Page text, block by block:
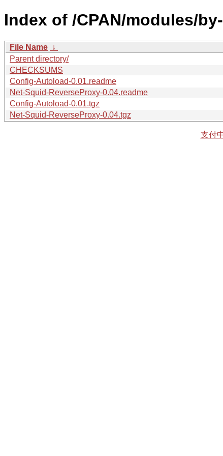
Index of /CPAN/modules/
File Name ↓
Parent directory/
CHECKSUMS
Config-Autoload-0.01.readme
Net-Squid-ReverseProxy-0.04.readme
Config-Autoload-0.01.tgz
Net-Squid-ReverseProxy-0.04.tgz
支付